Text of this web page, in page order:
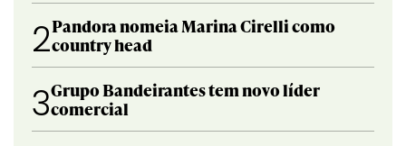
2Pandora nomeia Marina Cirelli como
country head
3Grupo Bandeirantes tem novo líder
comercial